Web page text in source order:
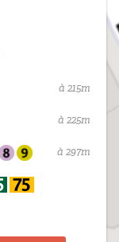
à 215m
à 225m
à 297m